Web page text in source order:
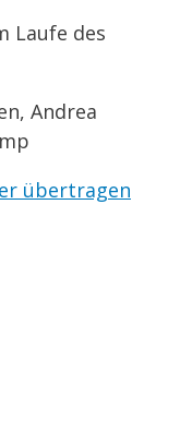
Laufe des
Andrea
übertragen